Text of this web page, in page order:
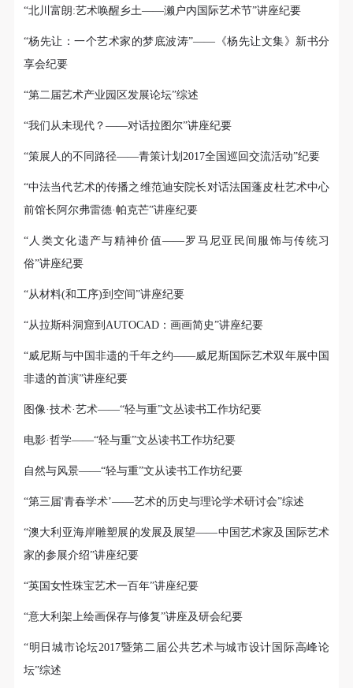
“北川富朗:艺术唤醒乡土——濑户内国际艺术节”讲座纪要
“杨先让：一个艺术家的梦底波涛”——《杨先让文集》新书分
享会纪要
“第二届艺术产业园区发展论坛”综述
“我们从未现代？——对话拉图尔”讲座纪要
“策展人的不同路径——青策计划2017全国巡回交流活动”纪要
“中法当代艺术的传播之维范迪安院长对话法国蓬皮杜艺术中心
前馆长阿尔弗雷德·帕克芒”讲座纪要
“人类文化遗产与精神价值——罗马尼亚民间服饰与传统习
俗”讲座纪要
“从材料(和工序)到空间”讲座纪要
“从拉斯科洞窟到AUTOCAD：画画简史”讲座纪要
“威尼斯与中国非遗的千年之约——威尼斯国际艺术双年展中国
非遗的首演”讲座纪要
图像·技术·艺术——“轻与重”文丛读书工作坊纪要
电影·哲学——“轻与重”文丛读书工作坊纪要
自然与风景——“轻与重”文从读书工作坊纪要
“第三届'青春学术’——艺术的历史与理论学术研讨会”综述
“澳大利亚海岸雕塑展的发展及展望——中国艺术家及国际艺术
家的参展介绍”讲座纪要
“英国女性珠宝艺术一百年”讲座纪要
“意大利架上绘画保存与修复”讲座及研会纪要
“明日城市论坛2017暨第二届公共艺术与城市设计国际高峰论
坛”综述